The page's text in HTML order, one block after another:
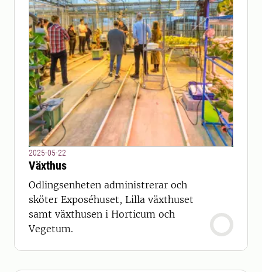
2025-05-22
Växthus
Odlingsenheten administrerar och
sköter Exposéhuset, Lilla växthuset
samt växthusen i Horticum och
Vegetum.